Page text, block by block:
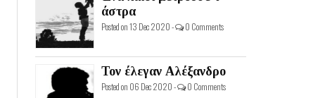
άστρα
Posted on 13 Dec 2020 - 0 Comments
Τον έλεγαν Αλέξανδρο
Posted on 06 Dec 2020 - 0 Comments